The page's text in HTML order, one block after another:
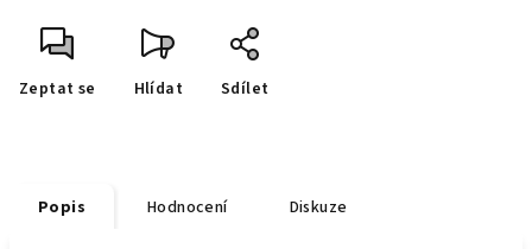
Zeptat se Hlídat Sdílet
Popis Hodnocení Diskuze